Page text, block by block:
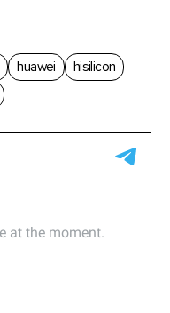
huawei
hisilicon